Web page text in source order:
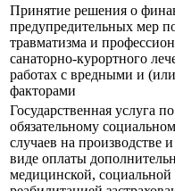
Принятие решения о
предупредительных мер
травматизма и
санаторно-курортного
работах с вредными и
факторами
Государственная услуга
обязательному
случаев на производстве
виде оплаты
медицинской,